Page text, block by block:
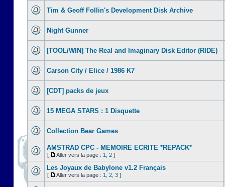
Tim & Geoff Follin's Development Disk Archive
Night Gunner
[TOOL/WIN] The Real and Imaginary Disk Editor (RIDE)
Carson City / Elice / 1986 K7
[CDT] packs de jeux
15 MEGA STARS : 1 Disquette
Collection Bear Games
AMSTRAD CPC - MEMOIRE ECRITE *REPACK*
[ Aller vers la page : 1 2 ]
Les Joyaux de Babylone v1.2 Français
[ Aller vers la page : 1 2 3 ]